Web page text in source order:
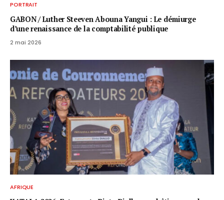
PORTRAIT
GABON / ​Luther Steeven Abouna Yangui : Le démiurge
d’une renaissance de la comptabilité publique
2 mai 2026
AFRIQUE